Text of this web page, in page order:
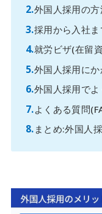
外国人採用の
採用から入社
就労ビザ(在留
外国人採用にか
外国人採用で
よくある質問
まとめ:外国人